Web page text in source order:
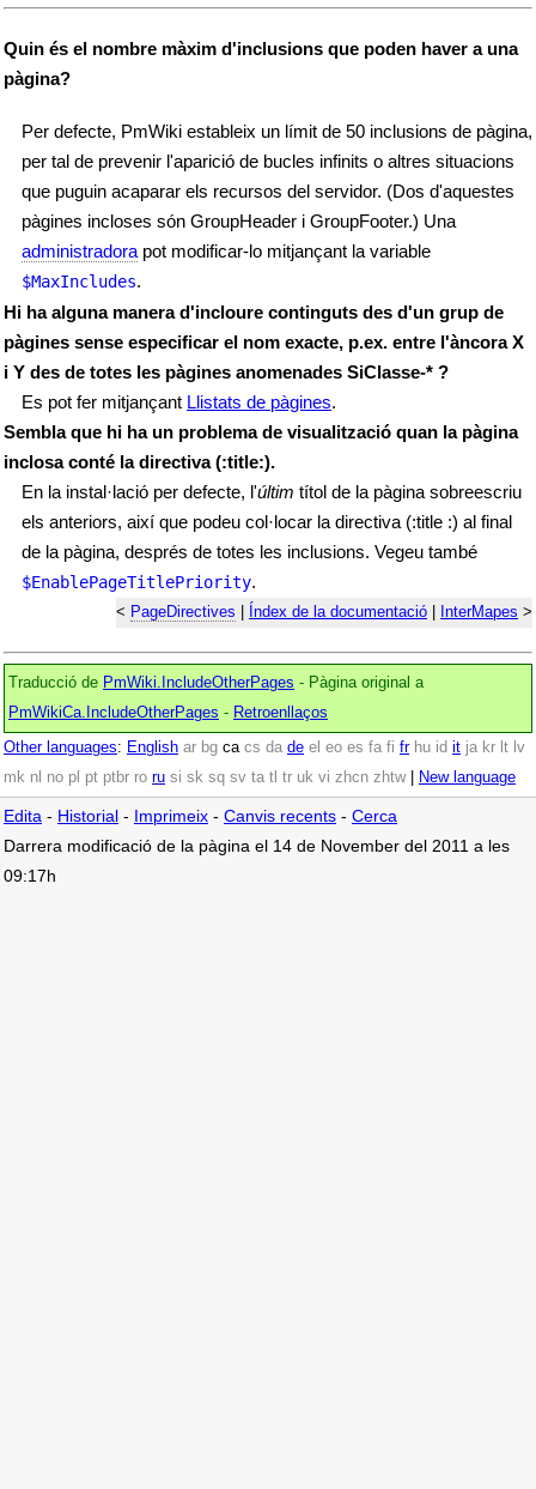
Quin és el nombre màxim d'inclusions que poden haver a una
pàgina?
Per defecte, PmWiki estableix un límit de 50 inclusions de pàgina,
per tal de prevenir l'aparició de bucles infinits o altres situacions
que puguin acaparar els recursos del servidor. (Dos d'aquestes
pàgines incloses són GroupHeader i GroupFooter.) Una
administradorapot modificar-lo mitjançant la variable
$MaxIncludes.
Hi ha alguna manera d'incloure continguts des d'un grup de
pàgines sense especificar el nom exacte, p.ex. entre l'àncora X
i Y des de totes les pàgines anomenades SiClasse-* ?
Es pot fer mitjançant Llistats de pàgines.
Sembla que hi ha un problema de visualització quan la pàgina
inclosa conté la directiva (:title:).
En la instal·lació per defecte, l'últim títol de la pàgina sobreescriu
els anteriors, així que podeu col·locar la directiva (:title :) al final
de la pàgina, després de totes les inclusions. Vegeu també
$EnablePageTitlePriority.
< PageDirectives Índex de la documentació InterMapes >
Traducció de PmWiki.IncludeOtherPages - Pàgina original a
PmWikiCa.IncludeOtherPages - Retroenllaços
Other languages: English ar bg ca cs da de el eo es fa fi fr hu id it ja kr lt lv
mk nl no pl pt ptbr ro ru si sk sq sv ta tl tr uk vi zhcn zhtw| New language
Edita - Historial - Imprimeix - Canvis recents - Cerca
Darrera modificació de la pàgina el 14 de November del 2011 a les
09:17h